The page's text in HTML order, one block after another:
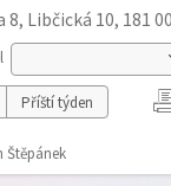
Libčická 10, 181
Příští týden
Štěpánek